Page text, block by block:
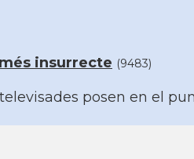
insurrecte (9483)
posen en el